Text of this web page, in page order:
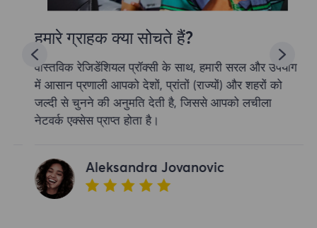
हमारे ग्राहक क्या सोचते हैं?
वास्तविक रेजिडेंशियल प्रॉक्सी के साथ, हमारी सरल और उपयोग
में आसान प्रणाली आपको देशों, प्रांतों (राज्यों) और शहरों को
जल्दी से चुनने की अनुमति देती है, जिससे आपको लचीला
नेटवर्क एक्सेस प्राप्त होता है।
Aleksandra Jovanovic